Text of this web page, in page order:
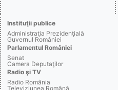
Instituţii publice
Administraţia Prezidenţială
Guvernul României
Parlamentul României
Senat
Camera Deputaţilor
Radio şi TV
Radio România
Televiziunea Română